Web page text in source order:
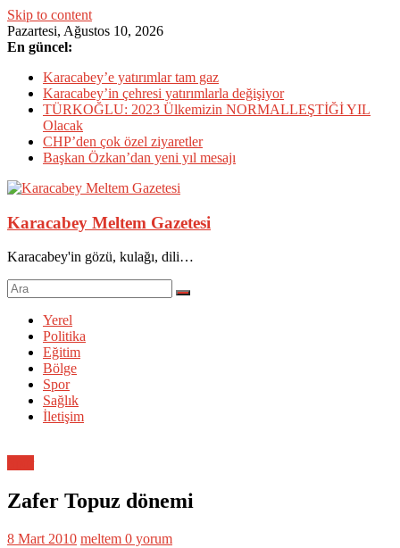
Skip to content
Pazartesi, Ağustos 10, 2026
En güncel:
Karacabey’e yatırımlar tam gaz
Karacabey’in çehresi yatırımlarla değişiyor
TÜRKOĞLU: 2023 Ülkemizin NORMALLEŞTİĞİ YIL
Olacak
CHP’den çok özel ziyaretler
Başkan Özkan’dan yeni yıl mesajı
Karacabey Meltem Gazetesi
Karacabey'in gözü, kulağı, dili…
Yerel
Politika
Eğitim
Bölge
Spor
Sağlık
İletişim
Zafer Topuz dönemi
8 Mart 2010 meltem 0 yorum